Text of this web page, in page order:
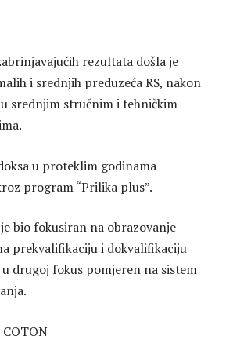
rezultata došla je
i srednjih preduzeća RS, nakon
srednjim stručnim i tehničkim
u proteklim godinama
program “Prilika plus”.
bio fokusiran na obrazovanje
prekvalifikaciju i dokvalifikaciju
u drugoj fokus pomjeren na sistem